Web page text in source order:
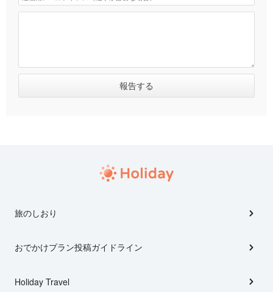
旅のしおり
おでかけプラン投稿ガイドライン
Holiday Travel